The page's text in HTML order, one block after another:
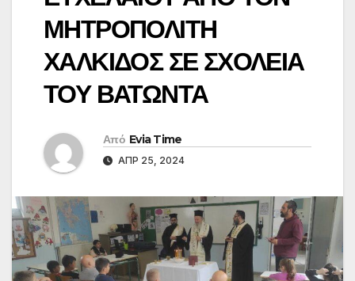
ΜΗΤΡΟΠΟΛΙΤΗ
ΧΑΛΚΙΔΟΣ ΣΕ ΣΧΟΛΕΙΑ
ΤΟΥ ΒΑΤΩΝΤΑ
Από Evia Time
ΑΠΡ 25, 2024